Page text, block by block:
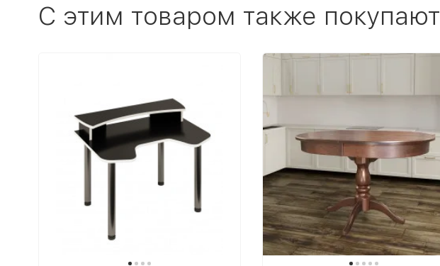
C этим товаром также покупают